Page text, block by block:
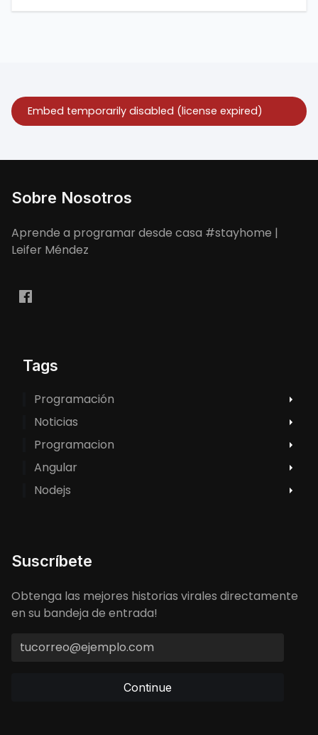
Sobre Nosotros
Aprende a programar desde casa #stayhome |
Leifer Méndez
Tags
Programación
Noticias
Programacion
Angular
Nodejs
Suscríbete
Obtenga las mejores historias virales directamente
en su bandeja de entrada!
Continue